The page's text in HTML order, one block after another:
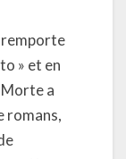
remporte
» et en
a
romans,